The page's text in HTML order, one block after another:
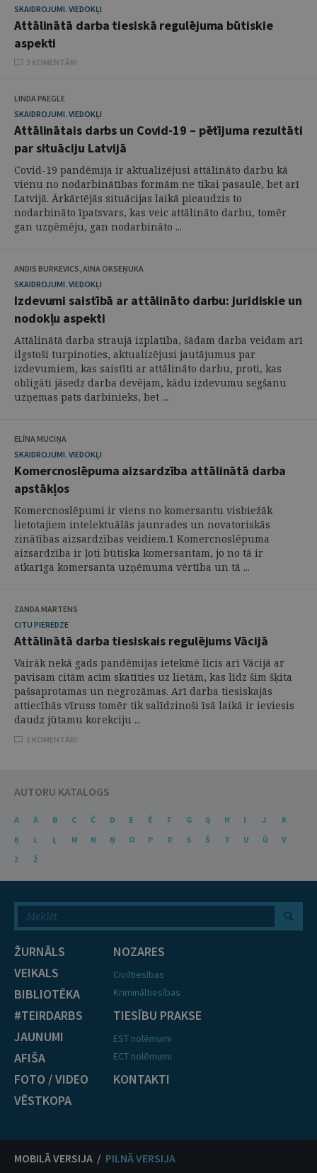
SKAIDROJUMI. VIEDOKĻI
Attālinātā darba tiesiskā regulējuma būtiskie
aspekti
3 KOMENTĀRI
LINDA PAEGLE
SKAIDROJUMI. VIEDOKĻI
Attālinātais darbs un Covid-19 – pētījuma rezultāti
par situāciju Latvijā
Covid-19 pandēmija ir aktualizējusi attālināto darbu kā
vienu no nodarbinātības formām ne tikai pasaulē, bet arī
Latvijā. Ārkārtējās situācijas laikā pieaudzis to
nodarbināto īpatsvars, kas veic attālināto darbu, tomēr
gan uzņēmēju, gan nodarbināto ...
ANDIS BURKEVICS, AINA OKSEŅUKA
SKAIDROJUMI. VIEDOKĻI
Izdevumi saistībā ar attālināto darbu: juridiskie un
nodokļu aspekti
Attālinātā darba straujā izplatība, šādam darba veidam arī
ilgstoši turpinoties, aktualizējusi jautājumus par
izdevumiem, kas saistīti ar attālināto darbu, proti, kas
obligāti jāsedz darba devējam, kādu izdevumu segšanu
uzņemas pats darbinieks, bet ...
ELĪNA MUCIŅA
SKAIDROJUMI. VIEDOKĻI
Komercnoslēpuma aizsardzība attālinātā darba
apstākļos
Komercnoslēpumi ir viens no komersantu visbiežāk
lietotajiem intelektuālās jaunrades un novatoriskās
zinātības aizsardzības veidiem.1 Komercnoslēpuma
aizsardzība ir ļoti būtiska komersantam, jo no tā ir
atkarīga komersanta uzņēmuma vērtība un tā ...
ZANDA MARTENS
CITU PIEREDZE
Attālinātā darba tiesiskais regulējums Vācijā
Vairāk nekā gads pandēmijas ietekmē licis arī Vācijā ar
pavisam citām acīm skatīties uz lietām, kas līdz šim šķita
pašsaprotamas un negrozāmas. Arī darba tiesiskajās
attiecībās vīruss tomēr tik salīdzinoši īsā laikā ir ieviesis
daudz jūtamu korekciju ...
1 KOMENTĀRI
AUTORU KATALOGS
A Ā B C Č D E Ē F G Ģ H I J
K
Ķ
L Ļ M N Ņ O P R S Š T U Ū
V
Z
Ž
ŽURNĀLS
VEIKALS
BIBLIOTĒKA
#TEIRDARBS
JAUNUMI
AFIŠA
FOTO / VIDEO
VĒSTKOPA
NOZARES
Civiltiesības
Krimināltiesības
TIESĪBU PRAKSE
EST nolēmumi
ECT nolēmumi
KONTAKTI
MOBILĀ VERSIJA / PILNĀ VERSIJA